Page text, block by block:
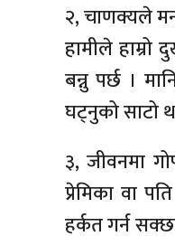
२, चाणक्यले
हामीले
बन्नु पर्छ ।
घट्नुको साटो
३, जीवनमा
प्रेमिका वा
हर्कत गर्न